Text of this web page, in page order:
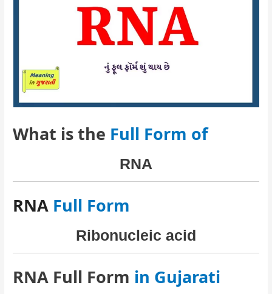
What is the Full Form of
RNA
RNA Full Form
Ribonucleic acid
RNA Full Form in Gujarati